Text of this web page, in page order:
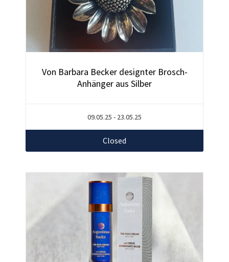
Von Barbara Becker designter Brosch-
Anhänger aus Silber
09.05.25 - 23.05.25
Closed